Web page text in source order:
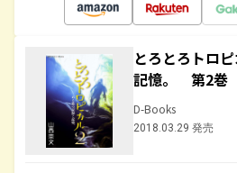
とろとろトロ
記憶。 第2巻
D-Books
2018.03.29 発売